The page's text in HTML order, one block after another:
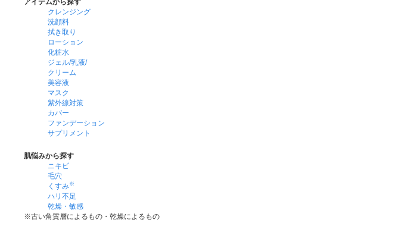
アイテムから探す
クレンジング
洗顔料
拭き取り
ローション
化粧水
ジェル/乳液/
クリーム
美容液
マスク
紫外線対策
カバー
ファンデーション
サプリメント
肌悩みから探す
ニキビ
毛穴
くすみ※
ハリ不足
乾燥・敏感
※古い角質層によるもの・乾燥によるもの